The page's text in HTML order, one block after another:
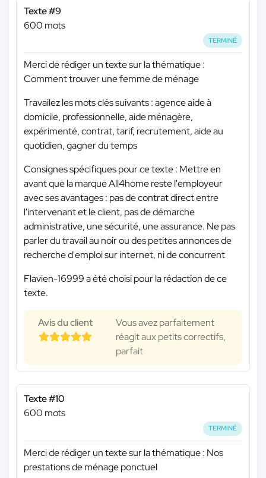
Texte #9
600 mots
TERMINÉ
Merci de rédiger un texte sur la thématique :
Comment trouver une femme de ménage
Travailez les mots clés suivants : agence aide à
domicile, professionnelle, aide ménagère,
expérimenté, contrat, tarif, recrutement, aide au
quotidien, gagner du temps
Consignes spécifiques pour ce texte : Mettre en
avant que la marque All4home reste l'employeur
avec ses avantages : pas de contrat direct entre
l'intervenant et le client, pas de démarche
administrative, une sécurité, une assurance. Ne pas
parler du travail au noir ou des petites annonces de
recherche d'emploi sur internet, ni de concurrent
Flavien-16999 a été choisi pour la rédaction de ce
texte.
Avis du client
Vous avez parfaitement
réagit aux petits correctifs,
parfait
Texte #10
600 mots
TERMINÉ
Merci de rédiger un texte sur la thématique : Nos
prestations de ménage ponctuel